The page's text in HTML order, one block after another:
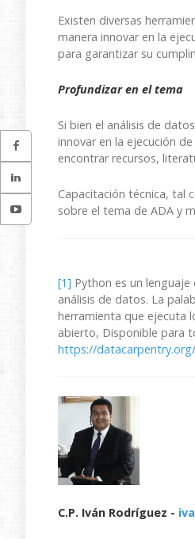
Existen diversas
manera innovar en la
para garantizar su
Profundizar en el tema
Si bien el análisis de
innovar en la ejecución
encontrar recursos,
Capacitación técnica, tal
sobre el tema de ADA y
[1] Python es un
análisis de datos. La
herramienta que ejecuta
abierto, Disponible para
https://
C.P. Iván Rodríguez -